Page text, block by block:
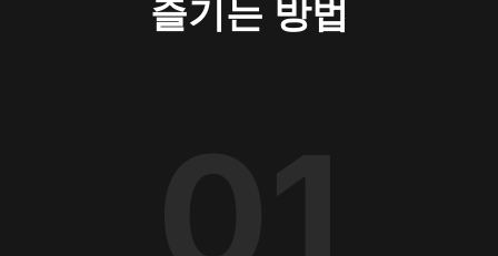
즐기는 방법